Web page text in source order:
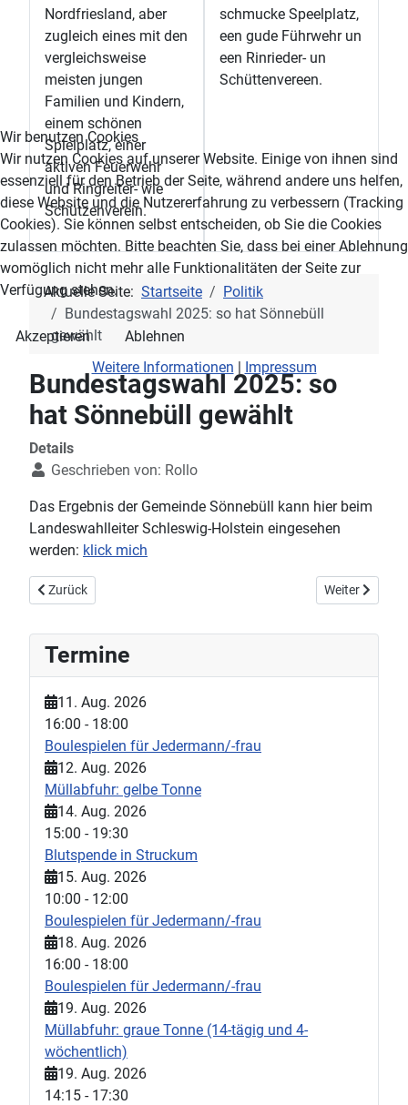
Nordfriesland, aber
zugleich eines mit den
vergleichsweise
meisten jungen
Familien und Kindern,
einem schönen
Spielplatz, einer
aktiven Feuerwehr
und Ringreiter- wie
Schützenverein.
schmucke Speelplatz,
een gude Führwehr un
een Rinrieder- un
Schüttenvereen.
Aktuelle Seite: Startseite
Politik
Bundestagswahl 2025: so hat Sönnebüll
gewählt
Bundestagswahl 2025: so
hat Sönnebüll gewählt
Details
Geschrieben von: Rollo
Das Ergebnis der Gemeinde Sönnebüll kann hier beim
Landeswahlleiter Schleswig-Holstein eingesehen
werden: klick mich
Vorheriger Beitrag: Baugebiet Westerende
Zurück Nächster
Weiter
Termine
11. Aug. 2026
16:00 - 18:00
Boulespielen für Jedermann/-frau
12. Aug. 2026
Müllabfuhr: gelbe Tonne
14. Aug. 2026
15:00 - 19:30
Blutspende in Struckum
15. Aug. 2026
10:00 - 12:00
Boulespielen für Jedermann/-frau
18. Aug. 2026
16:00 - 18:00
Boulespielen für Jedermann/-frau
19. Aug. 2026
Müllabfuhr: graue Tonne (14-tägig und 4-
wöchentlich)
19. Aug. 2026
14:15 - 17:30
Wir benutzen Cookies
Wir nutzen Cookies auf unserer Website. Einige von ihnen sind
essenziell für den Betrieb der Seite, während andere uns helfen,
diese Website und die Nutzererfahrung zu verbessern (Tracking
Cookies). Sie können selbst entscheiden, ob Sie die Cookies
zulassen möchten. Bitte beachten Sie, dass bei einer Ablehnung
womöglich nicht mehr alle Funktionalitäten der Seite zur
Verfügung stehen.
Akzeptieren
Ablehnen
Weitere Informationen | Impressum